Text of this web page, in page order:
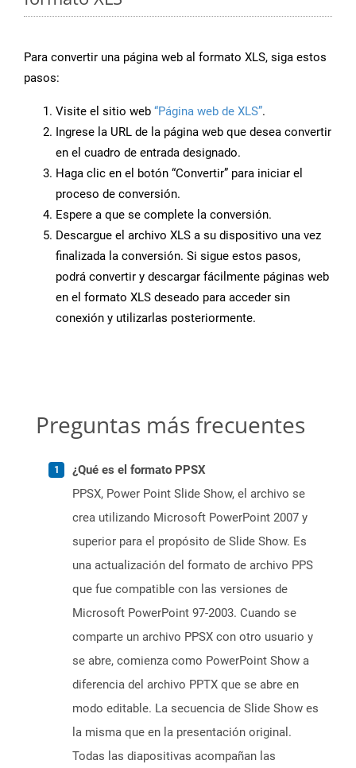
Para convertir una página web al formato XLS, siga estos
pasos:
Visite el sitio web “Página web de XLS”.
Ingrese la URL de la página web que desea convertir
en el cuadro de entrada designado.
Haga clic en el botón “Convertir” para iniciar el
proceso de conversión.
Espere a que se complete la conversión.
Descargue el archivo XLS a su dispositivo una vez
finalizada la conversión. Si sigue estos pasos,
podrá convertir y descargar fácilmente páginas web
en el formato XLS deseado para acceder sin
conexión y utilizarlas posteriormente.
Preguntas más frecuentes
¿Qué es el formato PPSX
PPSX, Power Point Slide Show, el archivo se
crea utilizando Microsoft PowerPoint 2007 y
superior para el propósito de Slide Show. Es
una actualización del formato de archivo PPS
que fue compatible con las versiones de
Microsoft PowerPoint 97-2003. Cuando se
comparte un archivo PPSX con otro usuario y
se abre, comienza como PowerPoint Show a
diferencia del archivo PPTX que se abre en
modo editable. La secuencia de Slide Show es
la misma que en la presentación original.
Todas las diapositivas acompañan las